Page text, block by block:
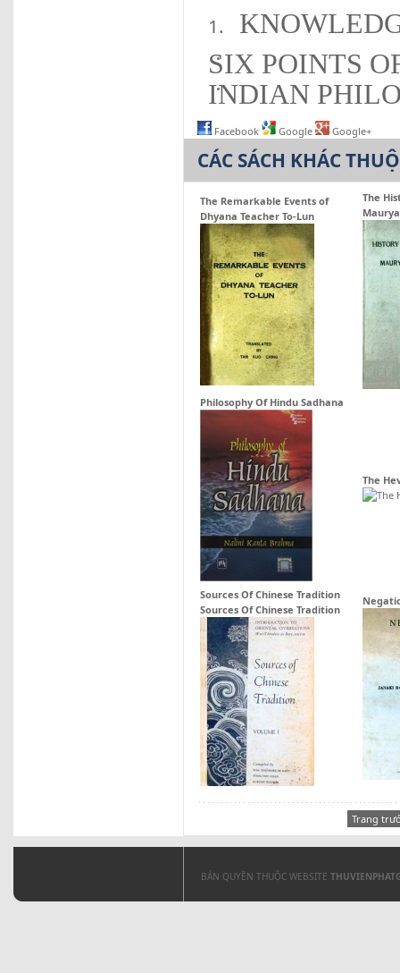
SIX POINTS
INDIAN
Facebook Google Google+
CÁC SÁCH KHÁC
The Remarkable Events of
Dhyana Teacher To-Lun
The
Philosophy Of Hindu Sadhana
The
Sources Of Chinese Tradition
Sources Of Chinese Tradition
Trang
BẢN QUYỀN THUỘC WEBSITE